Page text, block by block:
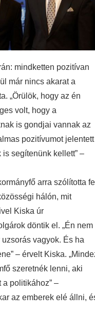
mindketten pozitívan
már nincs akarat a
„Örülök, hogy az én
volt, hogy a
is gondjai vannak az
pozitívumot jelentett
segítenünk kellett” –
arra szólította
hálón, mit
Kiska úr
döntik el. „Én nem
vagyok. És ha
– érvelt Kiska.
szeretnék lenni, aki
politikához” –
az emberek elé állni,